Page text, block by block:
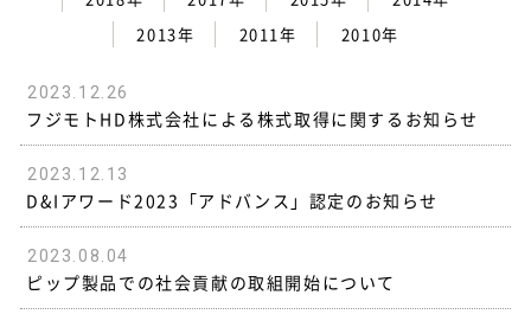
2013年
2011年 2010年
2023.12.26
フジモトHD株式会社による株式取得に関するお知らせ
2023.12.13
D&Iアワード2023「アドバンス」認定のお知らせ
2023.08.04
ピップ製品での社会貢献の取組開始について